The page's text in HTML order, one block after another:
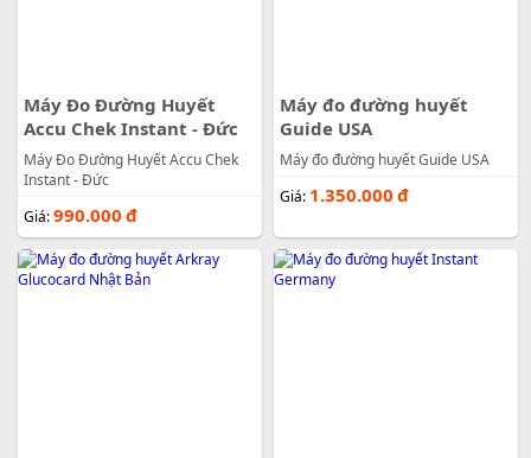
Máy Đo Đường Huyết
Accu Chek Instant - Đức
Máy Đo Đường Huyết Accu Chek
Instant - Đức
Giá:990.000 đ
Máy đo đường huyết
Guide USA
Máy đo đường huyết Guide USA
Giá: 1.350.000 đ